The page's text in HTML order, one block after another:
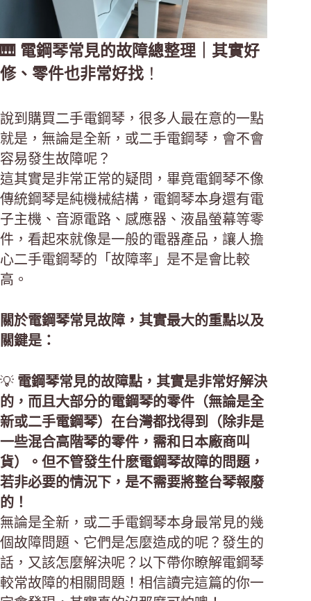
🎹 電鋼琴常見的故障總整理｜其實好
修、零件也非常好找 ！
說到購買二手電鋼琴，很多人最在意的一點
就是，無論是全新，或二手電鋼琴，會不會
容易發生故障呢？
這其實是非常正常的疑問，畢竟電鋼琴不像
傳統鋼琴是純機械結構，電鋼琴本身還有電
子主機、音源電路、感應器、液晶螢幕等零
件，看起來就像是一般的電器產品，讓人擔
心二手電鋼琴的「故障率」是不是會比較
高。
關於電鋼琴常見故障，其實最大的重點以及
關鍵是：
💡 電鋼琴常見的故障點，其實是非常好解決
的，而且大部分的電鋼琴的零件（無論是全
新或二手電鋼琴）在台灣都找得到（除非是
一些混合高階琴的零件，需和日本廠商叫
貨）。但不管發生什麽電鋼琴故障的問題，
若非必要的情況下，是不需要將整台琴報廢
的！
無論是全新，或二手電鋼琴本身最常見的幾
個故障問題、它們是怎麼造成的呢？發生的
話，又該怎麼解決呢？以下帶你瞭解電鋼琴
較常故障的相關問題！相信讀完這篇的你一